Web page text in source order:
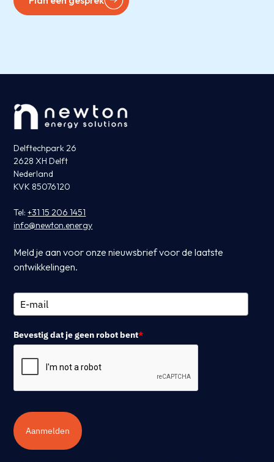
Delftechpark 26
2628 XH Delft
Nederland
KVK 85076120
Tel:+31 15 206 1451
info@newton.energy
Meld je aan voor onze nieuwsbrief voor de laatste
ontwikkelingen.
Bevestig dat je geen robot bent*
Aanmelden